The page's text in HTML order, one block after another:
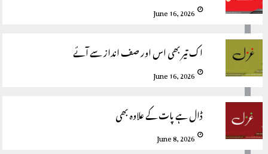
June 16, 2026
اک تیر بھی اس اور صف انداز سے آئے
June 16, 2026
ڈال ہے پات کے علاوہ بھی
June 8, 2026